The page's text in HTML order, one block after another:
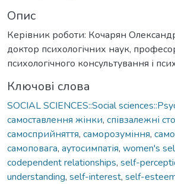
Опис
Керівник роботи: Кочарян
доктор психологічних наук,
психологічного консультування і
Ключові слова
SOCIAL SCIENCES::Social
самоставлення жінки, співзалежні
самосприйняття, саморозуміння,
самоповага, аутосимпатія, women's
codependent relationships, self-
understanding, self-interest, self-